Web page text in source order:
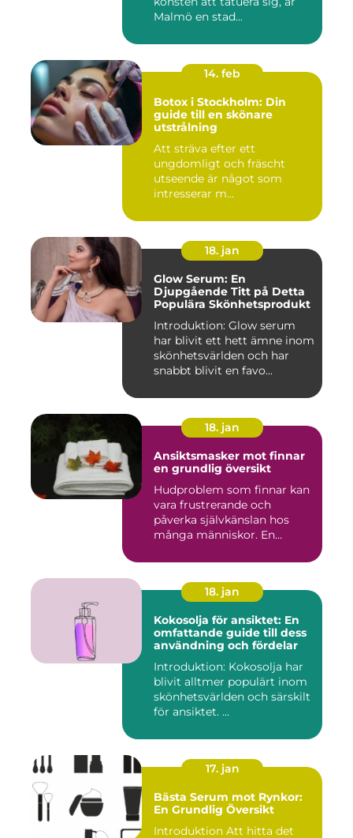
Malmö en stad...
14. feb
Botox i Stockholm: Din
guide till en skönare
utstrålning
Att sträva efter ett
ungdomligt och fräscht
utseende är något som
intresserar m...
18. jan
Glow Serum: En
Djupgående Titt på Detta
Populära Skönhetsprodukt
Introduktion: Glow serum
har blivit ett hett ämne inom
skönhetsvärlden och har
snabbt blivit en favo...
18. jan
Ansiktsmasker mot finnar
en grundlig översikt
Hudproblem som finnar kan
vara frustrerande och
påverka självkänslan hos
många människor. En
18. jan
Kokosolja för ansiktet: En
omfattande guide till dess
användning och fördelar
Introduktion: Kokosolja har
blivit alltmer populärt inom
skönhetsvärlden och särskilt
för ansiktet. ...
17. jan
Bästa Serum mot Rynkor:
En Grundlig Översikt
Introduktion Att hitta det